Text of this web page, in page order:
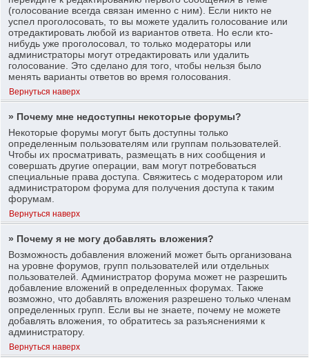
(голосование всегда связан именно с ним). Если никто не
успел проголосовать, то вы можете удалить голосование или
отредактировать любой из вариантов ответа. Но если кто-
нибудь уже проголосовал, то только модераторы или
администраторы могут отредактировать или удалить
голосование. Это сделано для того, чтобы нельзя было
менять варианты ответов во время голосования.
Вернуться наверх
» Почему мне недоступны некоторые форумы?
Некоторые форумы могут быть доступны только
определенным пользователям или группам пользователей.
Чтобы их просматривать, размещать в них сообщения и
совершать другие операции, вам могут потребоваться
специальные права доступа. Свяжитесь с модератором или
администратором форума для получения доступа к таким
форумам.
Вернуться наверх
» Почему я не могу добавлять вложения?
Возможность добавления вложений может быть организована
на уровне форумов, групп пользователей или отдельных
пользователей. Администратор форума может не разрешить
добавление вложений в определенных форумах. Также
возможно, что добавлять вложения разрешено только членам
определенных групп. Если вы не знаете, почему не можете
добавлять вложения, то обратитесь за разъяснениями к
администратору.
Вернуться наверх